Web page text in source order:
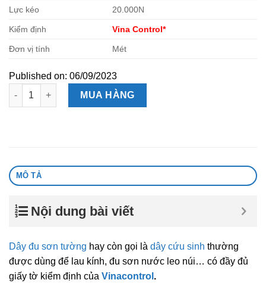
Lực kéo 20.000N
Kiểm định Vina Control*
Đơn vị tính Mét
Published on: 06/09/2023
Dây đu sơn tường số lượng
MUA HÀNG
MÔ TẢ
Nội dung bài viết
Dây đu sơn tường hay còn gọi là dây cứu sinh thường
được dùng để lau kính, đu sơn nước leo núi… có đầy đủ
giấy tờ kiểm định của Vinacontrol .